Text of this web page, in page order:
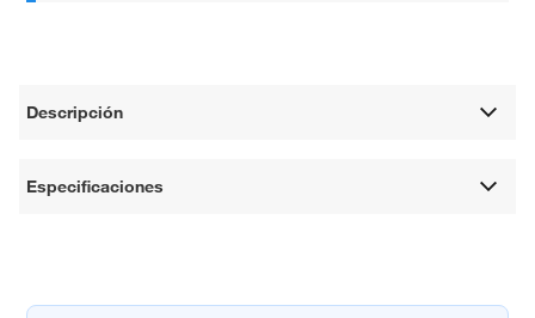
Descripción
Especificaciones